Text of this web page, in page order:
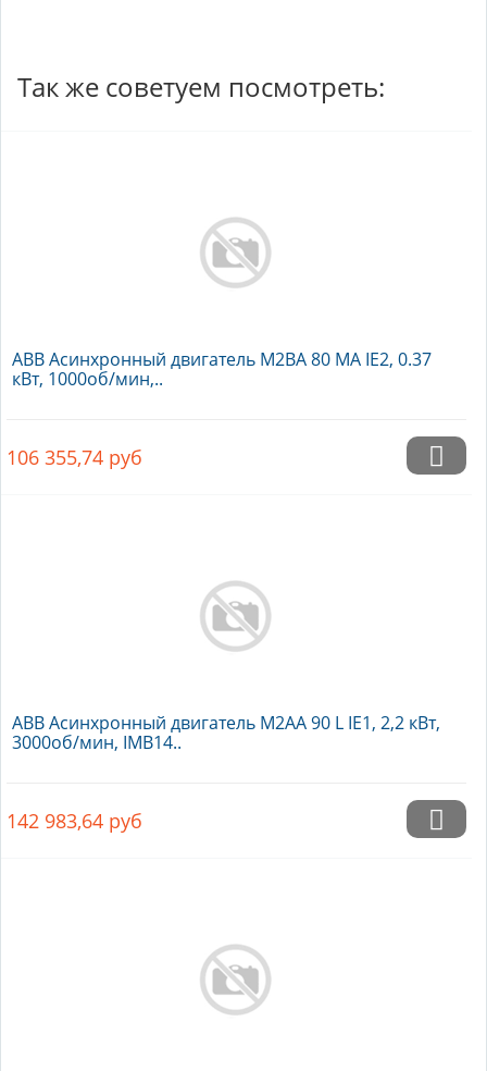
Так же советуем посмотреть:
ABB Асинхронный двигатель M2BA 80 MA IE2, 0.37
кВт, 1000об/мин,..
106 355,74 руб
ABB Асинхронный двигатель M2AA 90 L IE1, 2,2 кВт,
3000об/мин, IMB14..
142 983,64 руб